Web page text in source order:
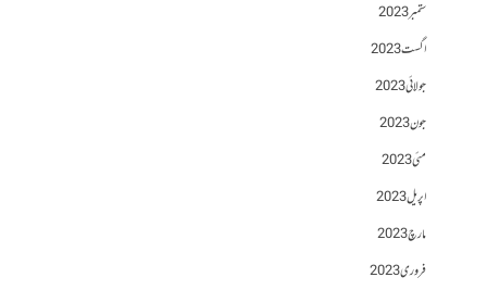
ستمبر 2023
اگست 2023
جولائی 2023
جون 2023
مئی 2023
اپریل 2023
مارچ 2023
فروری 2023